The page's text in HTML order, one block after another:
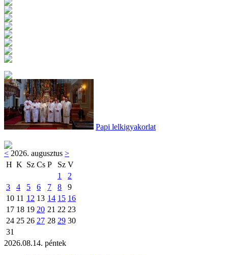
Papi lelkigyakorlat
< 2026. augusztus >
H K Sz Cs P Sz V
1
2
3
4 5 6 7 8
9
10 11 12 13 14 15 16
17 18 19 20 21 22 23
24 25 26 27 28 29 30
31
2026.08.14. péntek